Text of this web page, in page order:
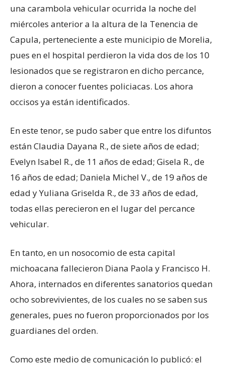
una carambola vehicular ocurrida la noche del
miércoles anterior a la altura de la Tenencia de
Capula, perteneciente a este municipio de Morelia,
pues en el hospital perdieron la vida dos de los 10
lesionados que se registraron en dicho percance,
dieron a conocer fuentes policiacas. Los ahora
occisos ya están identificados.
En este tenor, se pudo saber que entre los difuntos
están Claudia Dayana R., de siete años de edad;
Evelyn Isabel R., de 11 años de edad; Gisela R., de
16 años de edad; Daniela Michel V., de 19 años de
edad y Yuliana Griselda R., de 33 años de edad,
todas ellas perecieron en el lugar del percance
vehicular.
En tanto, en un nosocomio de esta capital
michoacana fallecieron Diana Paola y Francisco H.
Ahora, internados en diferentes sanatorios quedan
ocho sobrevivientes, de los cuales no se saben sus
generales, pues no fueron proporcionados por los
guardianes del orden.
Como este medio de comunicación lo publicó: el